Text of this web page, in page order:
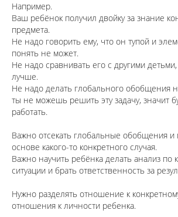
Например.
Ваш ребёнок получил двойку за знание
предмета.
Не надо говорить ему, что он тупой и
понять не может.
Не надо сравнивать его с другими
лучше.
Не надо делать глобального обобщения
ты не можешь решить эту задачу, значит
работать.
Важно отсекать глобальные обобщения и
основе какого-то конкретного случая.
Важно научить ребёнка делать анализ по
ситуации и брать ответственность за
Нужно разделять отношение к
отношения к личности ребенка.